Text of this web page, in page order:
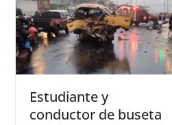
Estudiante y
conductor de buseta